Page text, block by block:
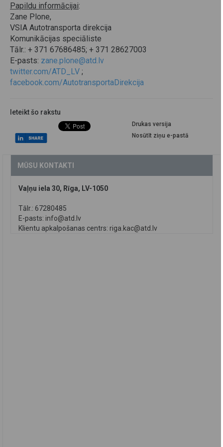
Papildu informācijai:
Zane Plone,
VSIA Autotransporta direkcija
Komunikācijas speciāliste
Tālr.: + 371 67686485; + 371 28627003
E-pasts: zane.plone@atd.lv
twitter.com/ATD_LV ;
facebook.com/AutotransportaDirekcija
Ieteikt šo rakstu
Drukas versija
Nosūtīt ziņu e-pastā
MŪSU KONTAKTI
Vaļņu iela 30, Rīga, LV-1050
Tālr.: 67280485
E-pasts: info@atd.lv
Klientu apkalpošanas centrs: riga.kac@atd.lv